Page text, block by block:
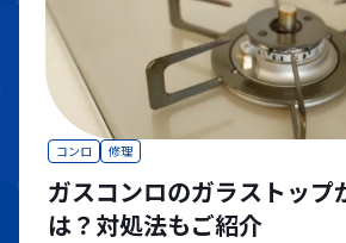
コンロ 修理
ガスコンロのガラストップ
は？対処法もご紹介